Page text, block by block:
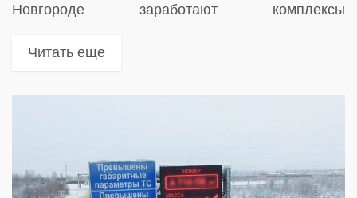
Новгороде заработают комплексы
полосу для общественного транспорта
Читать еще